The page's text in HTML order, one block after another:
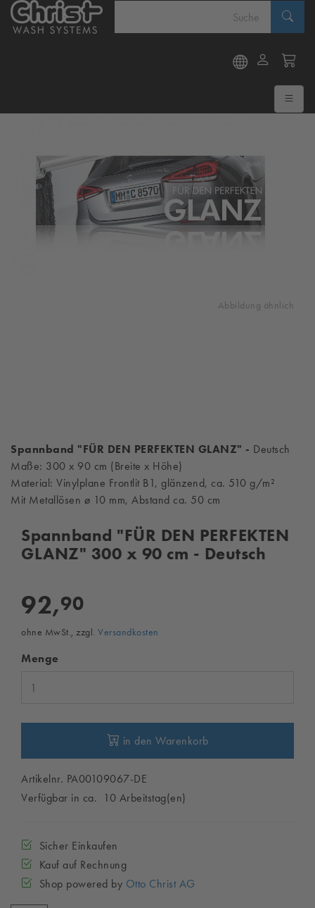
Abbildung ähnlich
Spannband "FÜR DEN PERFEKTEN GLANZ" - Deutsch
Maße: 300 x 90 cm (Breite x Höhe)
Material: Vinylplane Frontlit B1, glänzend, ca. 510 g/m²
Mit Metallösen ø 10 mm, Abstand ca. 50 cm
Spannband "FÜR DEN PERFEKTEN
GLANZ" 300 x 90 cm - Deutsch
92,90
ohne MwSt., zzgl. Versandkosten
Menge
in den Warenkorb
Artikelnr. PA00109067-DE
Verfügbar in ca. 10 Arbeitstag(en)
Sicher Einkaufen
Kauf auf Rechnung
Shop powered by Otto Christ AG